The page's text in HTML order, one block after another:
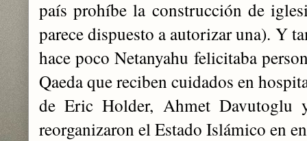
país prohíbe la construcción de
parece dispuesto a autorizar una). Y
hace poco Netanyahu felicitaba
Qaeda que reciben cuidados en
de Eric Holder, Ahmet Davutoglu
reorganizaron el Estado Islámico en